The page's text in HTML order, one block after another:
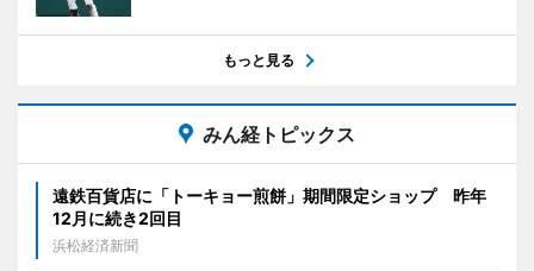
もっと見る
みん経トピックス
遠鉄百貨店に「トーキョー煎餅」期間限定ショップ 昨年
12月に続き2回目
浜松経済新聞